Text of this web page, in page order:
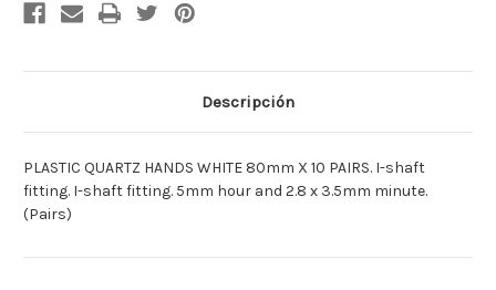
[Deutsch]KUNSTST.QUARTZ
ZGER.
[Espagnol]MANEC
PLASTIC
ZGER.
[Espagnol]MANEC
PLASTIC
Descripción
PLASTIC QUARTZ HANDS WHITE 80mm X 10 PAIRS. I-shaft
fitting. I-shaft fitting. 5mm hour and 2.8 x 3.5mm minute.
(Pairs)